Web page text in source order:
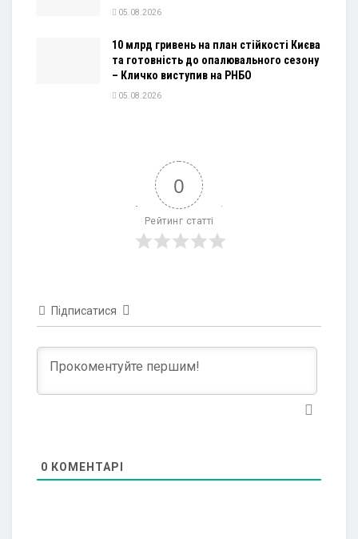
05.08.2026
10 млрд гривень на план стійкості Києва
та готовність до опалювального сезону
– Кличко виступив на РНБО
05.08.2026
0
Рейтинг статті
Підписатися
0 КОМЕНТАРІ